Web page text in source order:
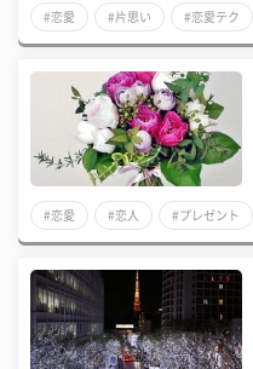
#恋愛 #片思い #恋愛テク
#恋愛 #恋人 #プレゼント